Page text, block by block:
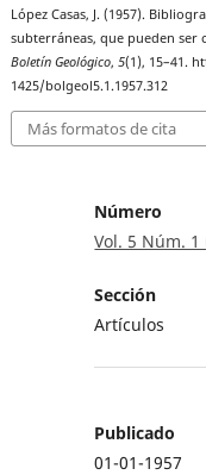
López Casas, J. (1957).
subterráneas, que pueden ser
Boletín Geológico,5(1), 15–41.
1425/bolgeol5.1.1957.312
Más formatos de cita
Número
Vol. 5 Núm. 1
Sección
Artículos
Publicado
01-01-1957